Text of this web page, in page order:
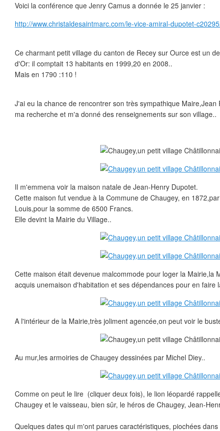
Voici la conférence que Jenry Camus a donnée le 25 janvier :
http://www.christaldesaintmarc.com/le-vice-amiral-dupotet-
Ce charmant petit village du canton de Recey sur Ource est un
d'Or: il comptait 13 habitants en 1999,20 en 2008..
Mais en 1790 :110 !
J'ai eu la chance de rencontrer son très sympathique
ma recherche et m'a donné des renseignements sur son village..
Il m'emmena voir la maison natale de Jean-Henry Dupotet.
Cette maison fut vendue à la Commune de Chaugey, en
Louis,pour la somme de 6500 Francs.
Elle devint la Mairie du Village..
Cette maison était devenue malcommode pour loger la Mairie,la
acquis unemaison d'habitation et ses dépendances pour en faire
A l'intérieur de la Mairie,très joliment agencée,on peut voir le
Au mur,les armoiries de Chaugey dessinées par Michel Diey..
Comme on peut le lire (cliquer deux fois), le lion léopardé
Chaugey et le vaisseau, bien sûr, le héros de Chaugey, Jean-
Quelques dates qui m'ont parues caractéristiques, piochées